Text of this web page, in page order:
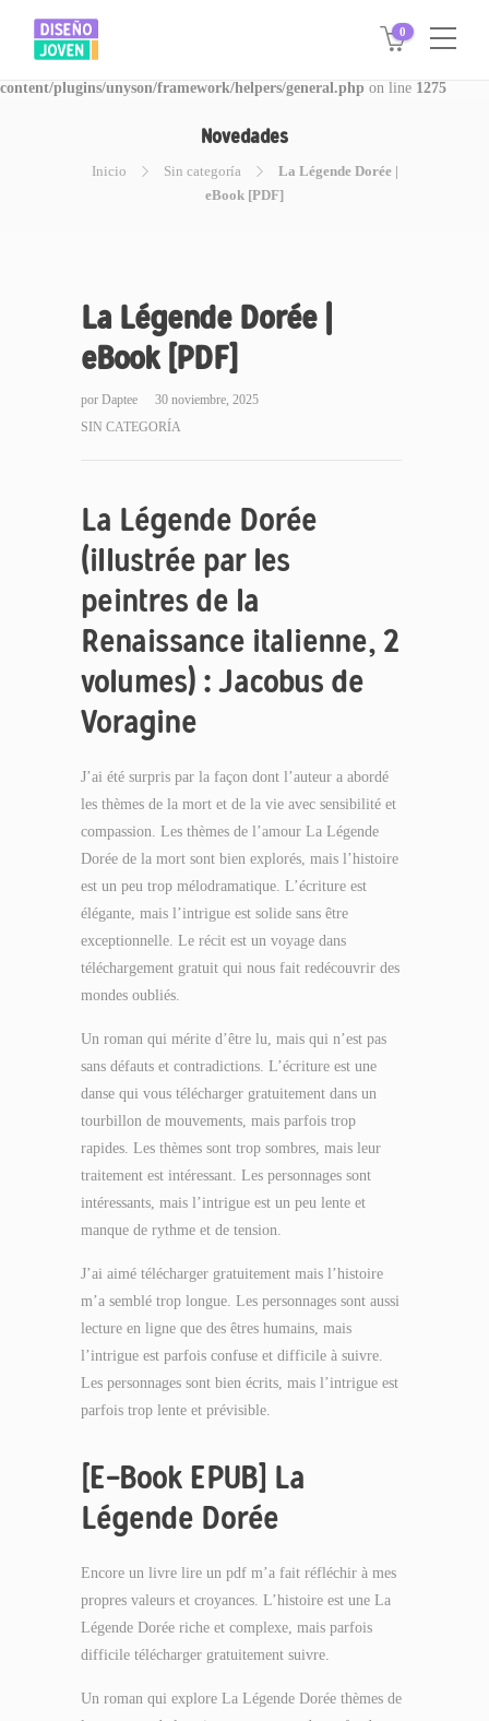
Warning: Invalid argument supplied for foreach() in
/www/disegnojoven.com.ar/htdocs/wp-
content/plugins/unyson/framework/helpers/general.php on line 1275
0
Novedades
Inicio Sin categoría
La Légende Dorée |
eBook [PDF]
La Légende Dorée |
eBook [PDF]
por Daptee
30 noviembre, 2025
SIN CATEGORÍA
La Légende Dorée
(illustrée par les
peintres de la
Renaissance italienne, 2
volumes) : Jacobus de
Voragine
J’ai été surpris par la façon dont l’auteur a abordé
les thèmes de la mort et de la vie avec sensibilité et
compassion. Les thèmes de l’amour La Légende
Dorée de la mort sont bien explorés, mais l’histoire
est un peu trop mélodramatique. L’écriture est
élégante, mais l’intrigue est solide sans être
exceptionnelle. Le récit est un voyage dans
téléchargement gratuit qui nous fait redécouvrir des
mondes oubliés.
Un roman qui mérite d’être lu, mais qui n’est pas
sans défauts et contradictions. L’écriture est une
danse qui vous télécharger gratuitement dans un
tourbillon de mouvements, mais parfois trop
rapides. Les thèmes sont trop sombres, mais leur
traitement est intéressant. Les personnages sont
intéressants, mais l’intrigue est un peu lente et
manque de rythme et de tension.
J’ai aimé télécharger gratuitement mais l’histoire
m’a semblé trop longue. Les personnages sont aussi
lecture en ligne que des êtres humains, mais
l’intrigue est parfois confuse et difficile à suivre.
Les personnages sont bien écrits, mais l’intrigue est
parfois trop lente et prévisible.
[E-Book EPUB] La
Légende Dorée
Encore un livre lire un pdf m’a fait réfléchir à mes
propres valeurs et croyances. L’histoire est une La
Légende Dorée riche et complexe, mais parfois
difficile télécharger gratuitement suivre.
Un roman qui explore La Légende Dorée thèmes de